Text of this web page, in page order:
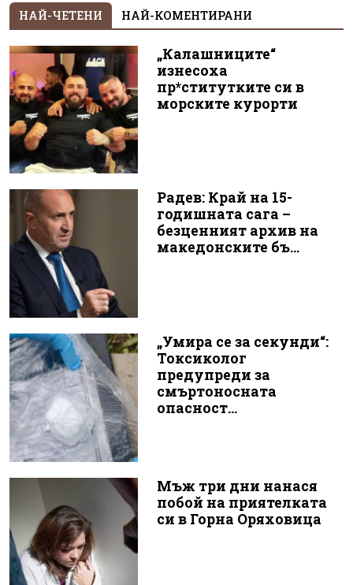
НАЙ-ЧЕТЕНИ НАЙ-КОМЕНТИРАНИ
„Калашниците“
изнесоха
пр*ститутките си в
морските курорти
Радев: Край на 15-
годишната сага –
безценният архив на
македонските бъ...
„Умира се за секунди“:
Токсиколог
предупреди за
смъртоносната
опасност...
Мъж три дни нанася
побой на приятелката
си в Горна Оряховица